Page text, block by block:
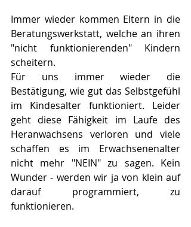
Immer wieder kommen Eltern in die
Beratungswerkstatt, welche an ihren
"nicht funktionierenden" Kindern
scheitern.
Für uns immer wieder die
Bestätigung, wie gut das Selbstgefühl
im Kindesalter funktioniert. Leider
geht diese Fähigkeit im Laufe des
Heranwachsens verloren und viele
schaffen es im Erwachsenenalter
nicht mehr "NEIN" zu sagen. Kein
Wunder - werden wir ja von klein auf
darauf programmiert, zu
funktionieren.